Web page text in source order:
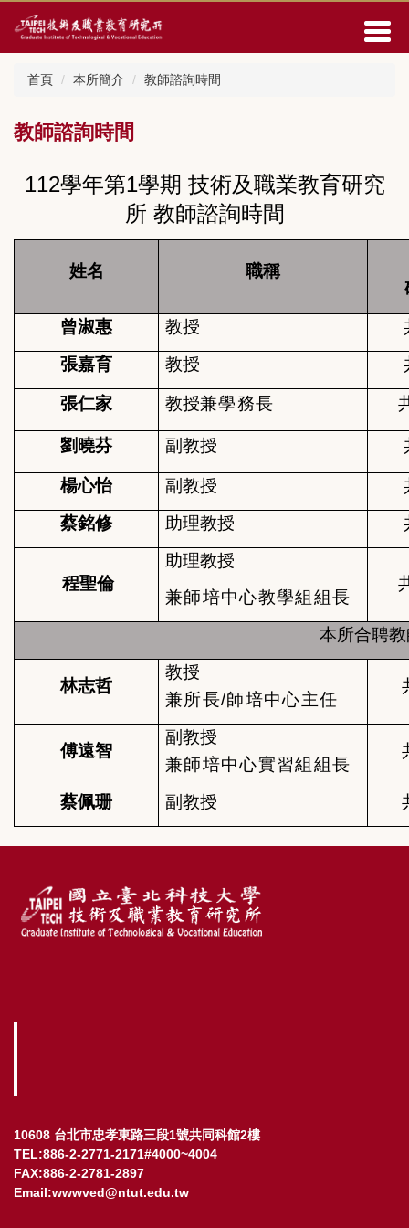
到
主
區
首頁 本所簡介 教師諮詢時間
教師諮詢時間
112學年第1學期 技術及職業教育研究
所 教師諮詢時間
姓名
職稱
曾淑惠
教授
張嘉育
教授
張仁家 教授兼學務長
劉曉芬 副教授
楊心怡 副教授
蔡銘修
助理教授
程聖倫
助理教授
兼師培中心教學組組長
本所合聘
林志哲
教授
兼所長/師培中心主任
傅遠智
副教授
兼師培中心實習組組長
蔡佩珊 副教授
10608 台北市忠孝東路三段1號共同科館2樓
TEL:886-2-2771-2171#4000~4004
FAX:886-2-2781-2897
Email:wwwved@ntut.edu.tw